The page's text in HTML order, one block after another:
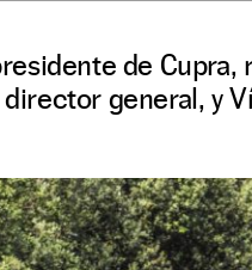
de
general, y